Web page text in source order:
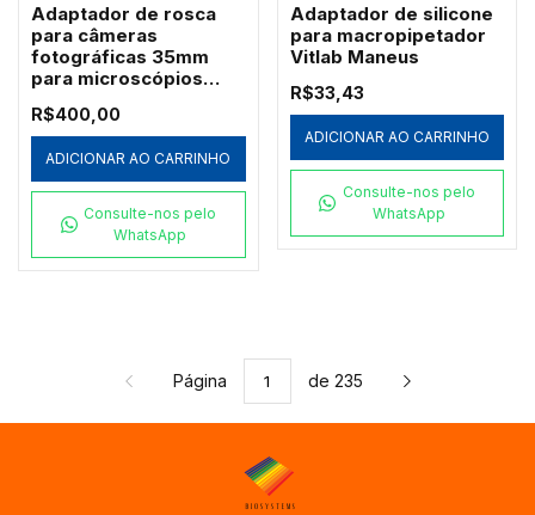
Adaptador de rosca
para câmeras
fotográficas 35mm
para microscópios
35MM)
R$400,00
ADICIONAR AO CARRINHO
Consulte-nos pelo
WhatsApp
Adaptador de silicone
para macropipetador
Vitlab Maneus
R$33,43
ADICIONAR AO CARRINHO
Consulte-nos pelo
WhatsApp
Página de 235